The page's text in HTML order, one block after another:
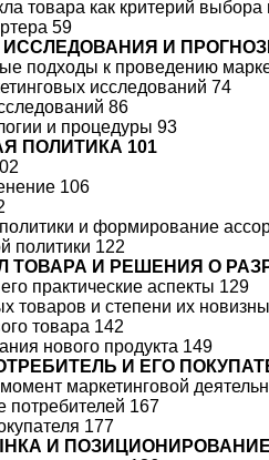
товара как критерий выбора
59
И
подходы к проведению
исследований 74
86
и процедуры 93
ПОЛИТИКА 101
106
и формирование
политики 122
ТОВАРА И РЕШЕНИЯ О
практические аспекты 129
товаров и степени их
товара 142
нового продукта 149
И ЕГО
маркетинговой
потребителей 167
177
И ПОЗИЦИОНИРОВАНИЕ